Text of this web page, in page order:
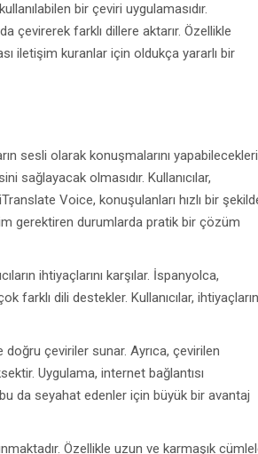
bir çeviri uygulamasıdır.
çevirerek farklı dillere aktarır. Özellikle
iletişim kuranlar için oldukça yararlı bir
sesli olarak konuşmalarını yapabilecekleri
sağlayacak olmasıdır. Kullanıcılar,
Voice, konuşulanları hızlı bir
gerektiren durumlarda pratik bir çözüm
ihtiyaçlarını karşılar. İspanyolca,
farklı dili destekler. Kullanıcılar,
doğru çeviriler sunar. Ayrıca, çevirilen
Uygulama, internet bağlantısı
da seyahat edenler için büyük bir avantaj
Özellikle uzun ve karmaşık